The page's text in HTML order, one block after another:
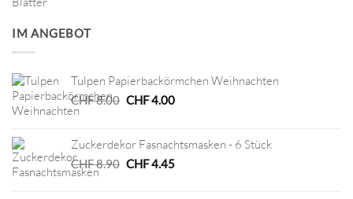
IM ANGEBOT
Tulpen Papierbackörmchen Weihnachten
CHF8.00 Ursprünglicher
CHF 8.00
CHF4.00Aktueller
CHF 4.00.
Zuckerdekor Fasnachtsmasken - 6 Stück
CHF8.90 Ursprünglicher
CHF4.45Aktueller